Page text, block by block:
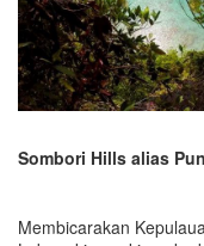
Sombori Hills alias
Membicarakan